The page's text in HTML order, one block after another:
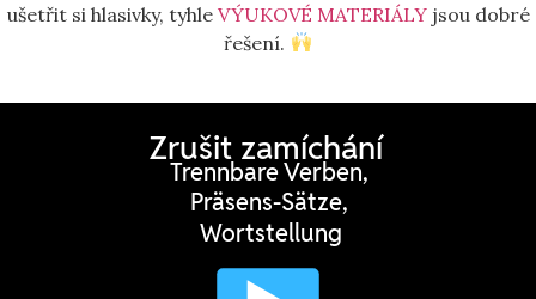
ušetřit si hlasivky, tyhle VÝUKOVÉ MATERIÁLYjsou dobré
řešení.